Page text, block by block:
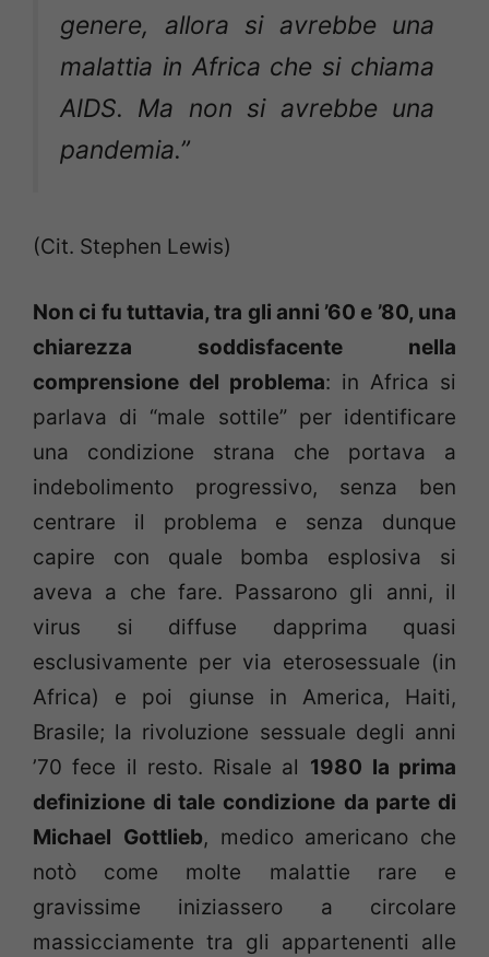
genere, allora si avrebbe una
malattia in Africa che si chiama
AIDS. Ma non si avrebbe una
pandemia.”
(Cit. Stephen Lewis)
Non ci fu tuttavia, tra gli anni ’60 e ’80, una
chiarezza soddisfacente nella
comprensione del problema: in Africa si
parlava di “male sottile” per identificare
una condizione strana che portava a
indebolimento progressivo, senza ben
centrare il problema e senza dunque
capire con quale bomba esplosiva si
aveva a che fare. Passarono gli anni, il
virus si diffuse dapprima quasi
esclusivamente per via eterosessuale (in
Africa) e poi giunse in America, Haiti,
Brasile; la rivoluzione sessuale degli anni
’70 fece il resto. Risale al 1980 la prima
definizione di tale condizione da parte di
Michael Gottlieb, medico americano che
notò come molte malattie rare e
gravissime iniziassero a circolare
massicciamente tra gli appartenenti alle